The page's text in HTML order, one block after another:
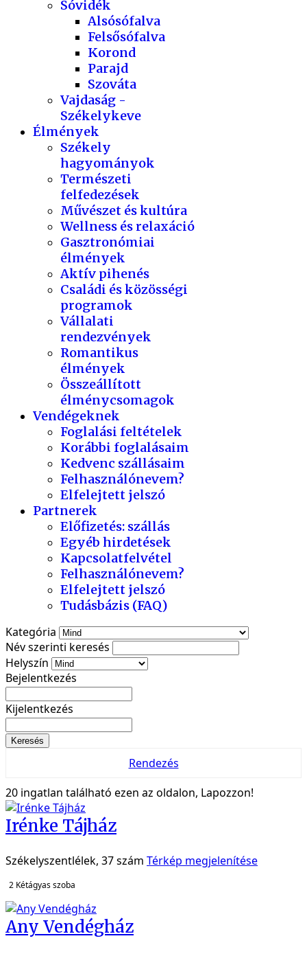
Sóvidék
Alsósófalva
Felsősófalva
Korond
Parajd
Szováta
Vajdaság -
Székelykeve
Élmények
Székely
hagyományok
Természeti
felfedezések
Művészet és kultúra
Wellness és relaxáció
Gasztronómiai
élmények
Aktív pihenés
Családi és közösségi
programok
Vállalati
rendezvények
Romantikus
élmények
Összeállított
élménycsomagok
Vendégeknek
Foglalási feltételek
Korábbi foglalásaim
Kedvenc szállásaim
Felhasználónevem?
Elfelejtett jelszó
Partnerek
Előfizetés: szállás
Egyéb hirdetések
Kapcsolatfelvétel
Felhasználónevem?
Elfelejtett jelszó
Tudásbázis (FAQ)
Kategória
Név szerinti keresés
Helyszín
Bejelentkezés
Kijelentkezés
Keresés
Rendezés
20 ingatlan található ezen az oldalon, Lapozzon!
Irénke Tájház
Székelyszentlélek, 37 szám Térkép megjelenítése
2 Kétágyas szoba
Any Vendégház